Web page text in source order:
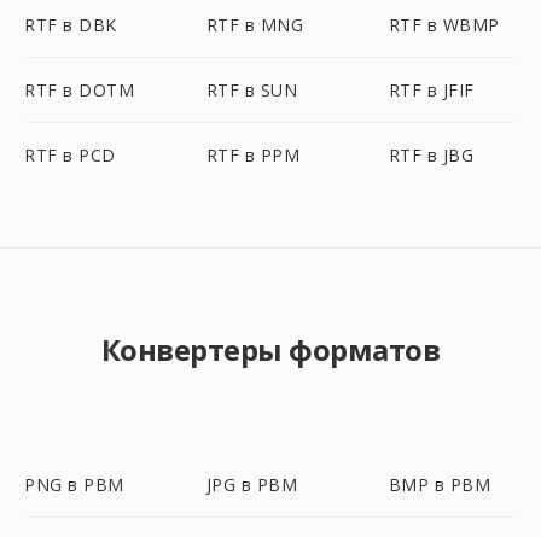
RTF в DBK RTF в MNG RTF в WBMP
RTF в DOTM RTF в SUN RTF в JFIF
RTF в PCD RTF в PPM RTF в JBG
Конвертеры форматов
PNG в PBM JPG в PBM BMP в PBM